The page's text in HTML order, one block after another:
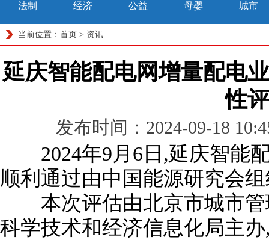
法制
经济 公益 母婴 城市
当前位置： 首页 > 资讯
延庆智能配电网增量配电
性
发布时间：2024-09-18
2024年9月6日,延庆智能
顺利通过由中国能源研究会
本次评估由北京市城市管
科学技术和经济信息化局主